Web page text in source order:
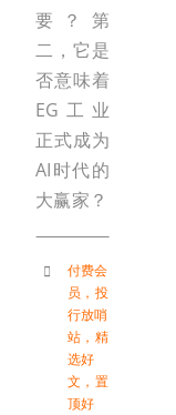
要？第
二，它是
否意味着
EG工业
正式成为
AI时代的
大赢家？
付费会
员 ， 投
行放哨
站 ， 精
选好
文 ， 置
顶好